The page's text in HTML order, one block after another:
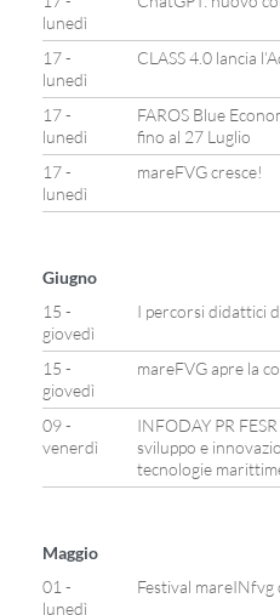
lunedì
17 -
lunedì
CLASS 4.0 lancia
17 -
lunedì
FAROS Blue
fino al 27 Luglio
17 -
lunedì
mareFVG cresce!
Giugno
15 -
giovedì
I percorsi didattici
15 -
giovedì
mareFVG apre la
09 -
venerdì
INFODAY PR
sviluppo e
tecnologie
Maggio
01 -
lunedì
Festival mareINfvg